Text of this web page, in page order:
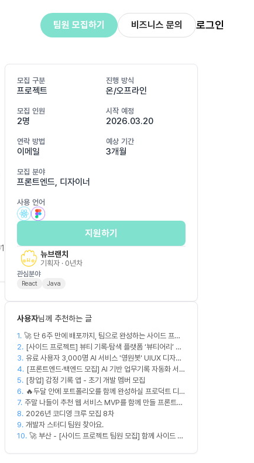
팀원 모집하기 비즈니스 문의 로그인
1
모집 구분
프로젝트
진행 방식
온/오프라인
모집 인원
2명
시작 예정
2026.03.20
연락 방법
이메일
예상 기간
3개월
모집 분야
프론트엔드, 디자이너
사용 언어
지원하기
뉴브랜치
기획자 · 0년차
관심분야
React Java
사용자님께 추천하는 글
1. 🚀 단 6주 만에 배포까지, 팀으로 완성하는 사이드 프로
젝트 [스위프 웹 15기] 🚀
2. [사이드 프로젝트] 뷰티 기록·탐색 플랫폼 ‘뷰티어리’ 디
자이너·프론트엔드·백엔드 팀원을 모집합니다
3. 유료 사용자 3,000명 AI 서비스 '영원봇' UIUX 디자인
팀원 모집
4. [프론트엔드·백엔드 모집] AI 기반 업무기록 자동화 서비
스 MVP 개발
5. [창업] 감정 기록 앱 - 초기 개발 멤버 모집
6. 🔥두달 안에 포트폴리오를 함께 완성하실 프로덕트 디자
이너를 찾습니다!🔥
7. 주말 나들이 추천 웹 서비스 MVP를 함께 만들 프론트엔
드/디자이너 모집합니다
8. 2026년 코디영 크루 모집 8차
9. 개발자 스터디 팀원 찾아요.
10. 🚀 부산 - [사이드 프로젝트 팀원 모집] 함께 사이드 프